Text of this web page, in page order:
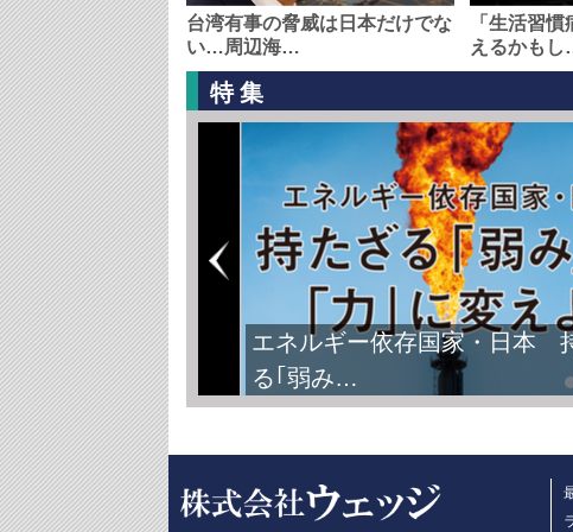
台湾有事の脅威は日本だけでな
い…周辺海…
「生活習
えるかも
特集
エネルギー依存国家・日本
る｢弱み…